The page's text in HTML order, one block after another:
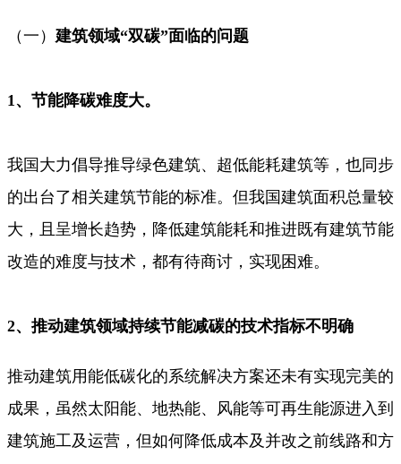
（一） 建筑领域“双碳”面临的问题
1、节能降碳难度大。
我国大力倡导推导绿色建筑、超低能耗建筑等，也同步
的出台了相关建筑节能的标准。但我国建筑面积总量较
大，且呈增长趋势，降低建筑能耗和推进既有建筑节能
改造的难度与技术，都有待商讨，实现困难。
2、推动建筑领域持续节能减碳的技术指标不明确
推动建筑用能低碳化的系统解决方案还未有实现完美的
成果，虽然太阳能、地热能、风能等可再生能源进入到
建筑施工及运营，但如何降低成本及并改之前线路和方